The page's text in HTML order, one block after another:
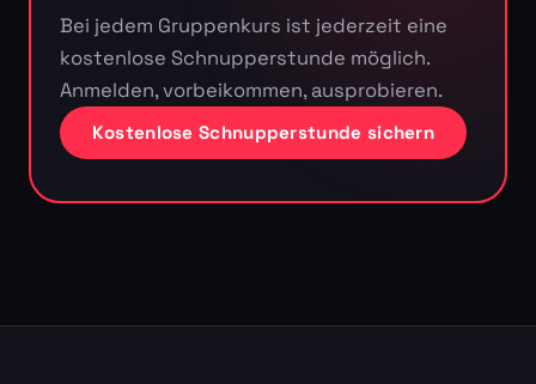
Bei jedem Gruppenkurs ist jederzeit eine
kostenlose Schnupperstunde möglich.
Anmelden, vorbeikommen, ausprobieren.
Kostenlose Schnupperstunde sichern